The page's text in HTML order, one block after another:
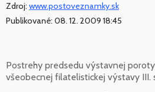
Zdroj: www.postoveznamky.sk
Publikované: 08. 12. 2009 18:45
Postrehy predsedu výstavnej
všeobecnej filatelistickej výstavy III.